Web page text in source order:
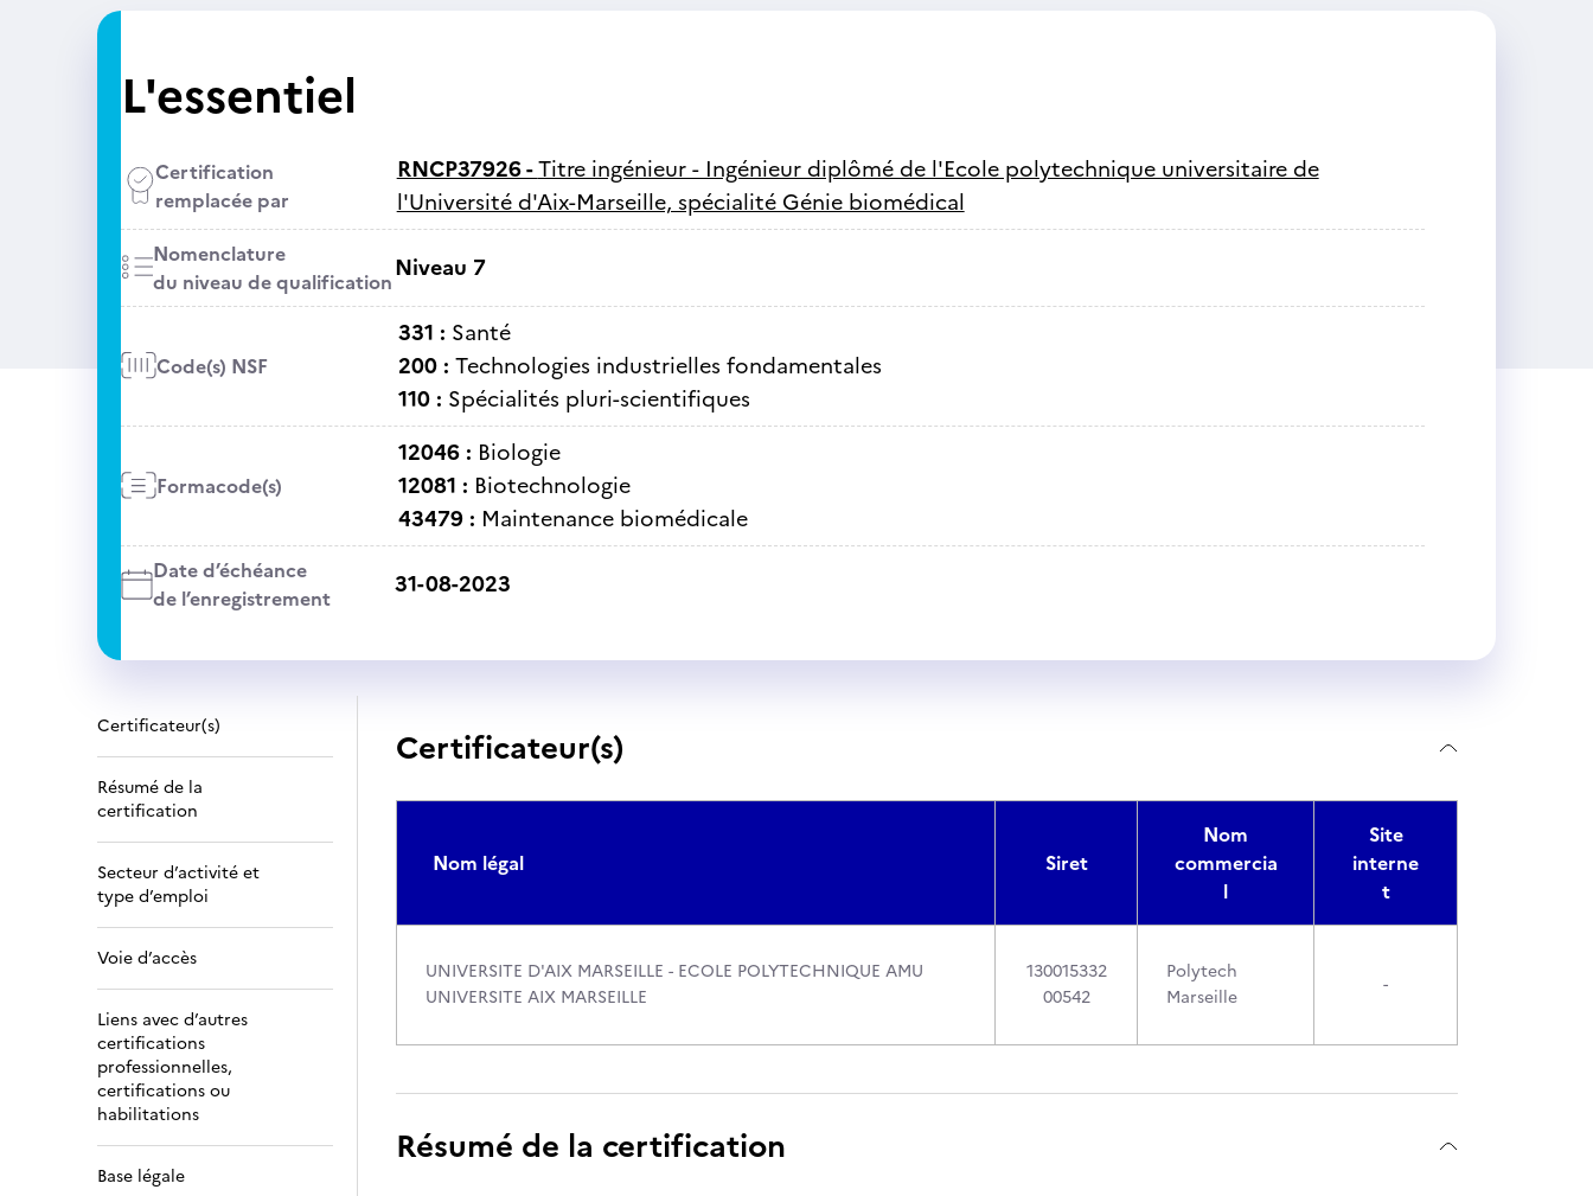
L'essentiel
Certification
remplacée par
RNCP37926 -Titre ingénieur - Ingénieur diplômé de l'Ecole polytechnique universitaire de
l'Université d'Aix-Marseille, spécialité Génie biomédical
Nomenclature
du niveau de qualificationNiveau 7
Code(s) NSF
331 : Santé
200 : Technologies industrielles fondamentales
110 : Spécialités pluri-scientifiques
Formacode(s)
12046 : Biologie
12081 : Biotechnologie
43479 : Maintenance biomédicale
Date d’échéance
de l’enregistrement
31-08-2023
Certificateur(s)
Résumé de la
certification
Secteur d’activité et
type d’emploi
Voie d’accès
Liens avec d’autres
certifications
professionnelles,
certifications ou
habilitations
Base légale
Certificateur(s)
Nom légal Siret
Nom
commercia
l
Site
interne
t
UNIVERSITE D'AIX MARSEILLE - ECOLE POLYTECHNIQUE AMU
UNIVERSITE AIX MARSEILLE
130015332
00542
Polytech
Marseille
-
Résumé de la certification